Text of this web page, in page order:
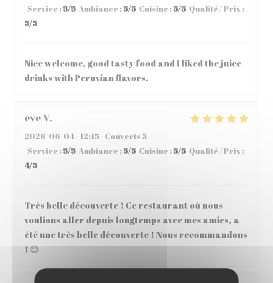
Service :5/5 Ambiance :5/5 Cuisine :5/5 Qualité / Prix :
5/5
Nice welcome, good tasty food and I liked the juice
drinks with Peruvian flavors.
eve V
2026-06-04- 12:15 - Couverts 3
Service :5/5 Ambiance :5/5 Cuisine :5/5 Qualité / Prix :
4/5
Très belle découverte ! Ce restaurant où nous
voulions aller depuis longtemps avec mes amies, a
été une très belle découverte ! Nous recommandons
! 😊